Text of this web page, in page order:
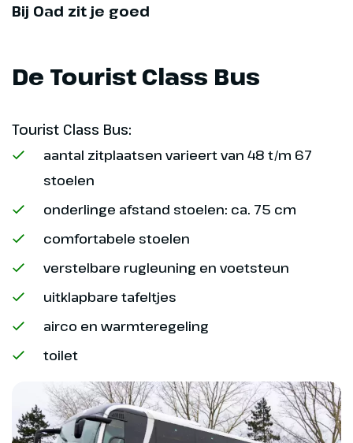
Bij Oad zit je goed
De Tourist Class Bus
Tourist Class Bus:
aantal zitplaatsen varieert van 48 t/m 67
stoelen
onderlinge afstand stoelen: ca. 75 cm
comfortabele stoelen
verstelbare rugleuning en voetsteun
uitklapbare tafeltjes
airco en warmteregeling
toilet